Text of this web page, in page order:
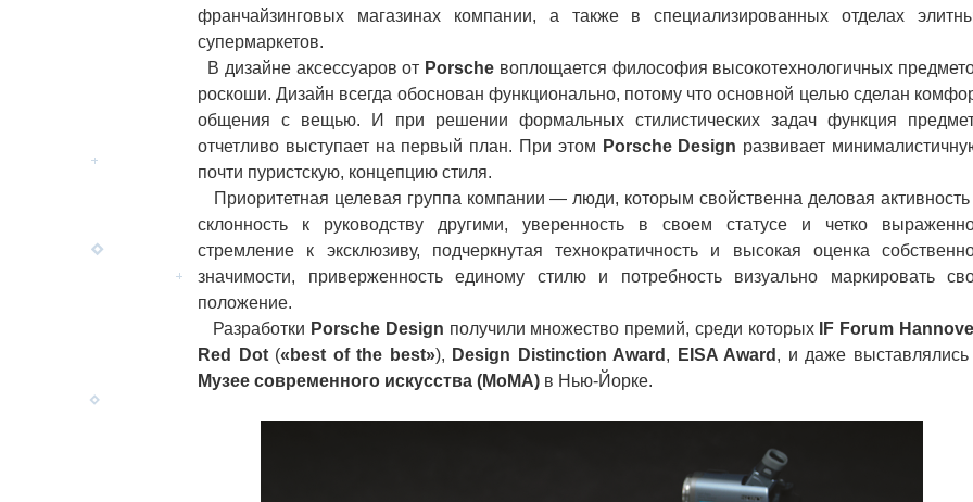
франчайзинговых магазинах компании, а также в специализированных отделах
супермаркетов.
В дизайне аксессуаров от Porsche воплощается философия высокотехнологичных
роскоши. Дизайн всегда обоснован функционально, потому что основной целью сделан
общения с вещью. И при решении формальных стилистических задач функция
отчетливо выступает на первый план. При этом Porsche Design развивает
почти пуристскую, концепцию стиля.
Приоритетная целевая группа компании — люди, которым свойственна деловая активность
склонность к руководству другими, уверенность в своем статусе и четко
стремление к эксклюзиву, подчеркнутая технократичность и высокая оценка
значимости, приверженность единому стилю и потребность визуально маркировать
положение.
Разработки Porsche Design получили множество премий, среди которых IF Forum
Red Dot(«best of the best»), Design Distinction Award , EISA Award , и даже выставлялись
Музее современного искусства (MoMA) в Нью-Йорке.